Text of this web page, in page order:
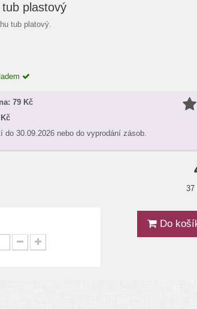
plastový
tub platový.
79 Kč
do 30.09.2026 nebo do vyprodání zásob.
37
Do